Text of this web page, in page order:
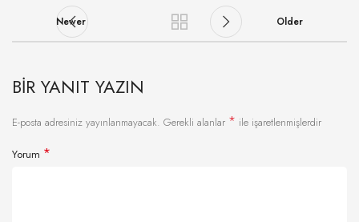
Newer Older
BIR YANIT YAZIN
E-posta adresiniz yayınlanmayacak. Gerekli alanlar * ile işaretlenmişlerdir
Yorum *